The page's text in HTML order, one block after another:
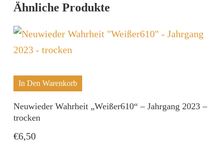
Ähnliche Produkte
In Den Warenkorb
Neuwieder Wahrheit „Weißer610“ – Jahrgang 2023 –
trocken
€6,50